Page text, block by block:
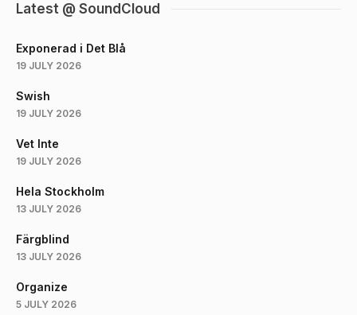
Latest @ SoundCloud
Exponerad i Det Blå
19 JULY 2026
Swish
19 JULY 2026
Vet Inte
19 JULY 2026
Hela Stockholm
13 JULY 2026
Färgblind
13 JULY 2026
Organize
5 JULY 2026